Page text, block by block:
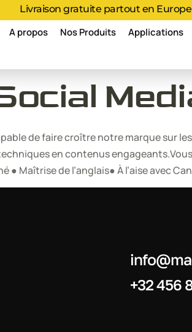
Livraison gratuite partout en Europe
A propos Nos Produits Applications
de faire croître notre marque sur
en contenus
Maîtrise de l’anglais● À l’aise avec
+32 456